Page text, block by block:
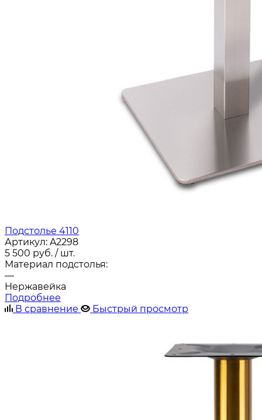
Подстолье 4110
Артикул: A2298
5 500 руб. / шт.
Материал подстолья:
—
Нержавейка
Подробнее
В сравнение
Быстрый просмотр